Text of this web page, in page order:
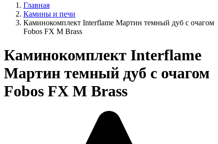
Главная
Камины и печи
Каминокомплект Interflame Мартин темный дуб с очагом
Fobos FX M Brass
Каминокомплект Interflame
Мартин темный дуб с очагом
Fobos FX M Brass